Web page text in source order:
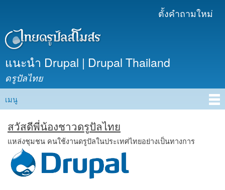
เนื้อหา
ตั้งคำถามใหม่
แนะนำ Drupal | Drupal Thailand
ดรูปัลไทย
Main menu
เมนู
สวัสดีพี่น้องชาวดรูปัลไทย
แหล่งชุมชน คนใช้งานดรูปัลในประเทศไทยอย่างเป็นทางการ